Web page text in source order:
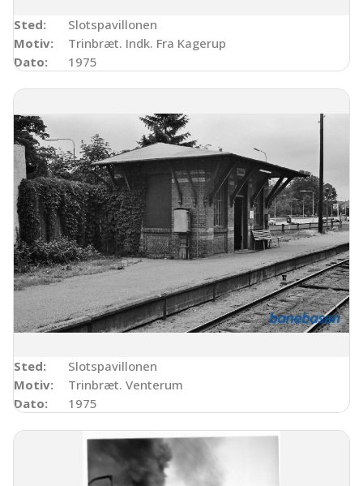
Sted:
Slotspavillonen
Motiv:
Trinbræt. Indk. Fra Kagerup
Dato:
1975
Sted:
Slotspavillonen
Motiv:
Trinbræt. Venterum
Dato:
1975